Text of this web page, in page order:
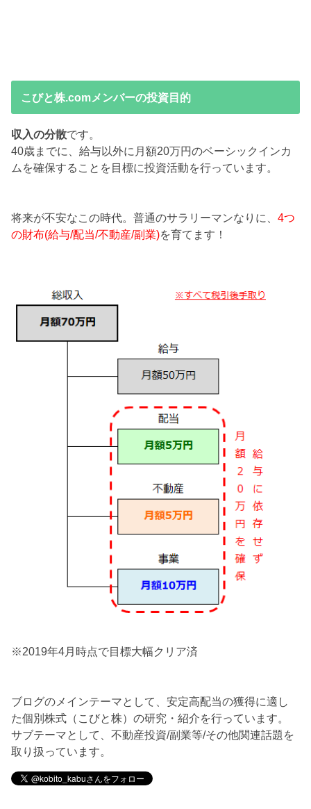
こびと株.comメンバーの投資目的
収入の分散です。
40歳までに、給与以外に月額20万円のベーシックインカ
ムを確保することを目標に投資活動を行っています。
将来が不安なこの時代。普通のサラリーマンなりに、4つ
の財布(給与/配当/不動産/副業)を育てます！
※2019年4月時点で目標大幅クリア済
ブログのメインテーマとして、安定高配当の獲得に適し
た個別株式（こびと株）の研究・紹介を行っています。
サブテーマとして、不動産投資/副業等/その他関連話題を
取り扱っています。